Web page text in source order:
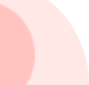
ny inflationsvåg